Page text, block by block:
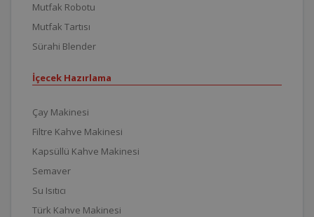
Mutfak Robotu
Mutfak Tartısı
Sürahi Blender
İçecek Hazırlama
Çay Makinesi
Filtre Kahve Makinesi
Kapsüllü Kahve Makinesi
Semaver
Su Isıtıcı
Türk Kahve Makinesi